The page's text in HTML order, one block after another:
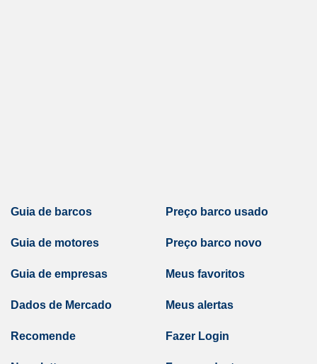
Guia de barcos
Guia de motores
Guia de empresas
Dados de Mercado
Preço barco usado
Preço barco novo
Meus favoritos
Meus alertas
Recomende Fazer Login